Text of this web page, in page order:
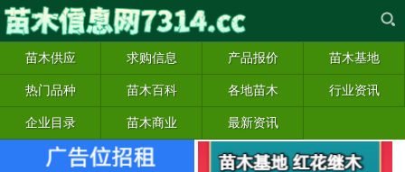
苗木供应 求购信息 产品报价 苗木基地
热门品种 苗木百科 各地苗木 行业资讯
企业目录 苗木商业 最新资讯